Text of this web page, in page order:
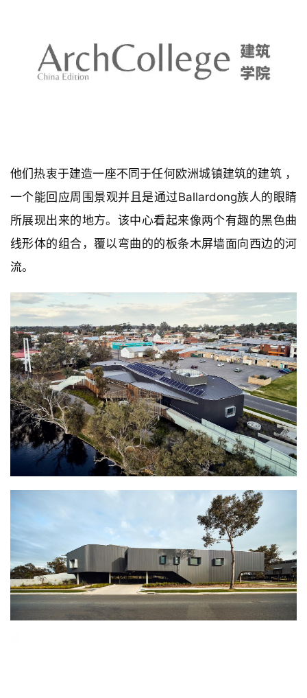
他们热衷于建造一座不同于任何欧洲城镇建筑的建筑 ，
一个能回应周围景观并且是通过Ballardong族人的眼睛
所展现出来的地方。该中心看起来像两个有趣的黑色曲
线形体的组合，覆以弯曲的的板条木屏墙面向西边的河
流。